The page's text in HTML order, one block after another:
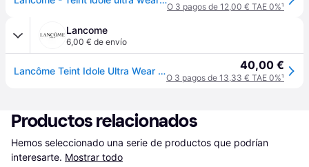
O 3 pagos de 12,00 € TAE 0%¹
Lancome
6,00 € de envío
Lancôme Teint Idole Ultra Wear All Over Concealer 40,00 €
O 3 pagos de 13,33 € TAE 0%¹
Productos relacionados
Hemos seleccionado una serie de productos que podrían
interesarte. Mostrar todo